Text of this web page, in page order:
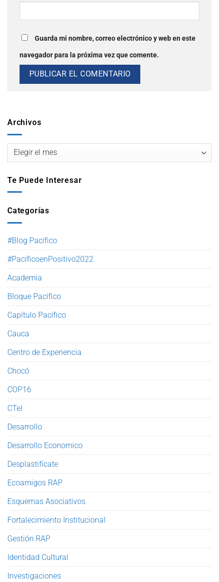
Archivos
Te Puede Interesar
Categorías
#Blog Pacífico
#PacíficoenPositivo2022
Academia
Bloque Pacífico
Capítulo Pacífico
Cauca
Centro de Experiencia
Chocó
COP16
CTeI
Desarrollo
Desarrollo Economico
Desplastifícate
Ecoamigos RAP
Esquemas Asociativos
Fortalecimiento Institucional
Gestión RAP
Identidad Cultural
Investigaciones
Guarda mi nombre, correo electrónico y web en este
navegador para la próxima vez que comente.